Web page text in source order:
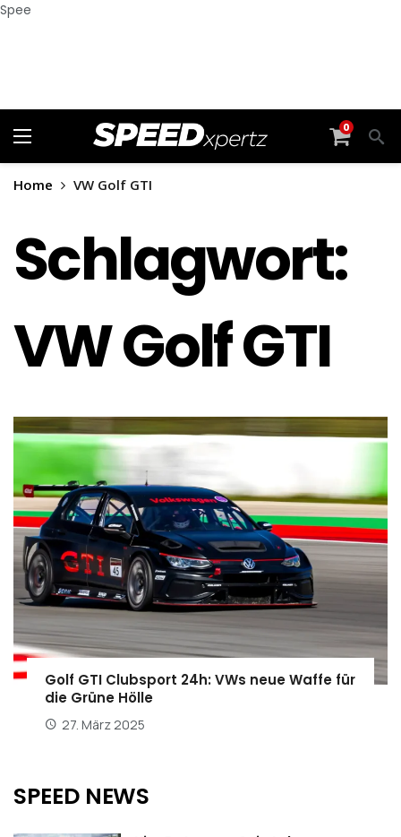
Spee
0
Home VW Golf GTI
Schlagwort:
VW Golf GTI
Golf GTI Clubsport 24h: VWs neue Waffe für
die Grüne Hölle
27. März 2025
SPEED NEWS